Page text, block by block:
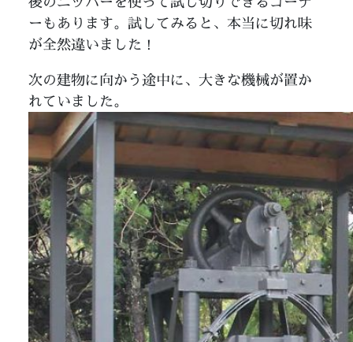
ーもあります。試してみると、本当に切れ味
が全然違いました！
次の建物に向かう途中に、大きな機械が置か
れていました。